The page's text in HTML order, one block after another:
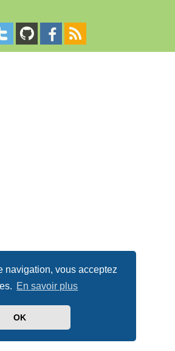
navigation, vous acceptez
En savoir plus
OK